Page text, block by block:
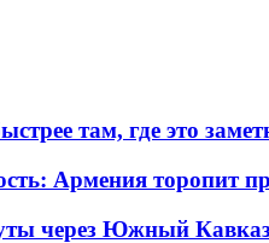
там, где это
Армения торопит
через Южный